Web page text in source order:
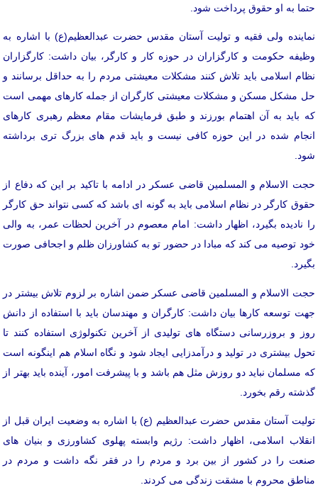
حتما به او حقوق پرداخت شود.
نماینده ولی فقیه و تولیت آستان مقدس حضرت عبدالعظیم(ع) با اشاره به
وظیفه حکومت و کارگزاران در حوزه کار و کارگر، بیان داشت: کارگزاران
نظام اسلامی باید تلاش کنند مشکلات معیشتی مردم را به حداقل برسانند و
حل مشکل مسکن و مشکلات معیشتی کارگران از جمله کارهای مهمی است
که باید به آن اهتمام بورزند و طبق فرمایشات مقام معظم رهبری کارهای
انجام شده در این حوزه کافی نیست و باید قدم های بزرگ تری برداشته
شود.
حجت الاسلام و المسلمین قاضی عسکر در ادامه با تاکید بر این که دفاع از
حقوق کارگر در نظام اسلامی باید به گونه ای باشد که کسی نتواند حق کارگر
را نادیده بگیرد، اظهار داشت: امام معصوم در آخرین لحظات عمر، به والی
خود توصیه می کند که مبادا در حضور تو به کشاورزان ظلم و اجحافی صورت
بگیرد.
حجت الاسلام و المسلمین قاضی عسکر ضمن اشاره بر لزوم تلاش بیشتر در
جهت توسعه کارها بیان داشت: کارگران و مهندسان باید با استفاده از دانش
روز و بروزرسانی دستگاه های تولیدی از آخرین تکنولوژی استفاده کنند تا
تحول بیشتری در تولید و درآمدزایی ایجاد شود و نگاه اسلام هم اینگونه است
که مسلمان نباید دو روزش مثل هم باشد و با پیشرفت امور، آینده باید بهتر از
گذشته رقم بخورد.
تولیت آستان مقدس حضرت عبدالعظیم (ع) با اشاره به وضعیت ایران قبل از
انقلاب اسلامی، اظهار داشت: رژیم وابسته پهلوی کشاورزی و بنیان های
صنعت را در کشور از بین برد و مردم را در فقر نگه داشت و مردم در
مناطق محروم با مشقت زندگی می کردند.